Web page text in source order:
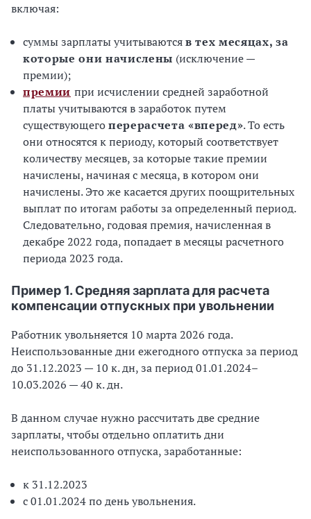
включая:
суммы зарплаты учитываютсяв тех месяцах, за
которые они начислены (исключение —
премии);
премии при исчислении средней заработной
платы учитываются в заработок путем
существующегоперерасчета «вперед». То есть
они относятся к периоду, который соответствует
количеству месяцев, за которые такие премии
начислены, начиная с месяца, в котором они
начислены. Это же касается других поощрительных
выплат по итогам работы за определенный период.
Следовательно, годовая премия, начисленная в
декабре 2022 года, попадает в месяцы расчетного
периода 2023 года.
Пример 1. Средняя зарплата для расчета
компенсации отпускных при увольнении
Работник увольняется 10 марта 2026 года.
Неиспользованные дни ежегодного отпуска за период
до 31.12.2023 — 10 к. дн, за период 01.01.2024–
10.03.2026 — 40 к. дн.
В данном случае нужно рассчитать две средние
зарплаты, чтобы отдельно оплатить дни
неиспользованного отпуска, заработанные:
к 31.12.2023
с 01.01.2024 по день увольнения.